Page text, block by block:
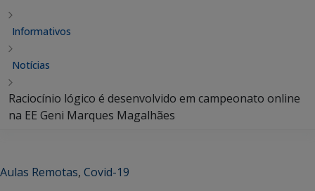
Informativos
Notícias
Raciocínio lógico é desenvolvido em campeonato online
na EE Geni Marques Magalhães
Aulas Remotas, Covid-19